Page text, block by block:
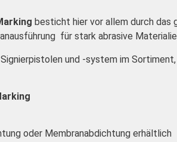
besticht hier vor allem durch das
für stark abrasive
und -system im Sortiment,
oder Membranabdichtung erhältlich